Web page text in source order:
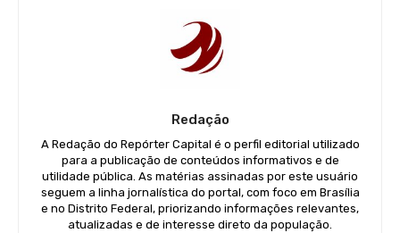
Redação
A Redação do Repórter Capital é o perfil editorial utilizado
para a publicação de conteúdos informativos e de
utilidade pública. As matérias assinadas por este usuário
seguem a linha jornalística do portal, com foco em Brasília
e no Distrito Federal, priorizando informações relevantes,
atualizadas e de interesse direto da população.